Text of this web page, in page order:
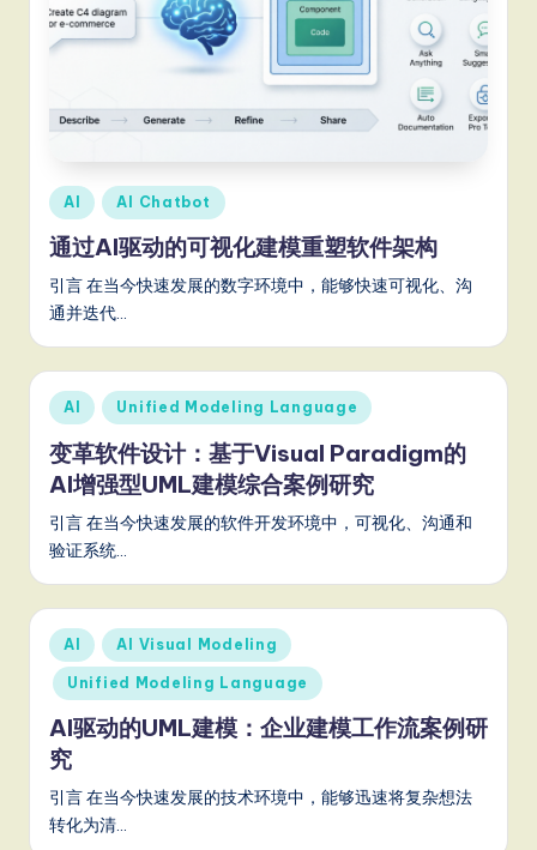
v
ti
o
n
Posted
in
AI AI Chatbot
通过AI驱动的可视化建模重塑软件架构
引言 在当今快速发展的数字环境中，能够快速可视化、沟
通并迭代…
Posted
in
AI Unified Modeling Language
变革软件设计：基于Visual Paradigm的
AI增强型UML建模综合案例研究
引言 在当今快速发展的软件开发环境中，可视化、沟通和
验证系统…
Posted
in
AI AI Visual Modeling
Unified Modeling Language
AI驱动的UML建模：企业建模工作流案例研
究
引言 在当今快速发展的技术环境中，能够迅速将复杂想法
转化为清…